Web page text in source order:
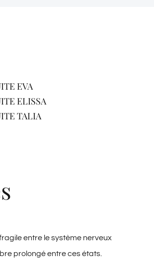
EVA
ELISSA
TALIA
entre le système nerveux
prolongé entre ces états.